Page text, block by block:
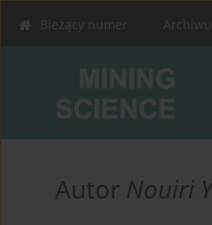
Bieżący numer
Autor Nouiri